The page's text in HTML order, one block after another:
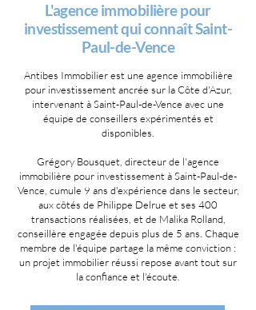
L'agence immobilière pour
investissement qui connaît Saint-
Paul-de-Vence
Antibes Immobilier est une agence immobilière
pour investissement ancrée sur la Côte d'Azur,
intervenant à Saint-Paul-de-Vence avec une
équipe de conseillers expérimentés et
disponibles.
Grégory Bousquet, directeur de l'agence
immobilière pour investissement à Saint-Paul-de-
Vence, cumule 9 ans d'expérience dans le secteur,
aux côtés de Philippe Delrue et ses 400
transactions réalisées, et de Malika Rolland,
conseillère engagée depuis plus de 5 ans. Chaque
membre de l'équipe partage la même conviction :
un projet immobilier réussi repose avant tout sur
la confiance et l'écoute.